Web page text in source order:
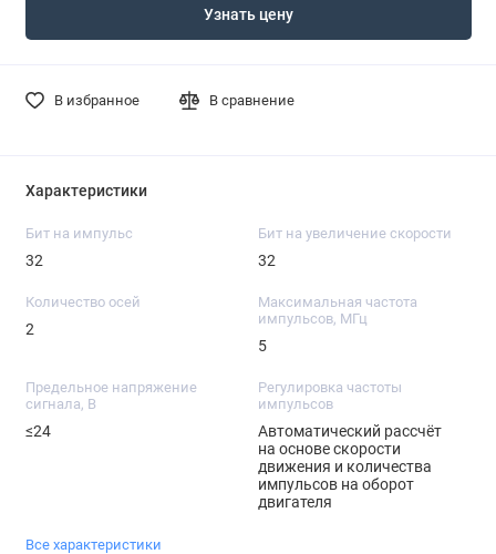
Узнать цену
В избранное В сравнение
Характеристики
Бит на импульс
32
Бит на увеличение скорости
32
Количество осей
2
Максимальная частота
импульсов, МГц
5
Предельное напряжение
сигнала, В
≤24
Регулировка частоты
импульсов
Автоматический рассчёт
на основе скорости
движения и количества
импульсов на оборот
двигателя
Все характеристики